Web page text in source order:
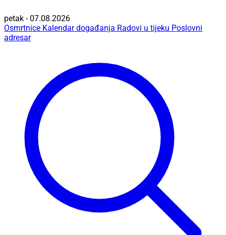
petak - 07.08.2026
Osmrtnice Kalendar događanja Radovi u tijeku Poslovni
adresar